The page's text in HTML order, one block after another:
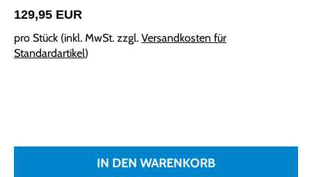
129,95 EUR
pro Stück (inkl. MwSt. zzgl. Versandkosten für
Standardartikel)
IN DEN WARENKORB